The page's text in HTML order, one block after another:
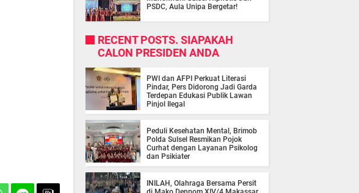
PSDC, Aula Unipa Bergetar!
RECENT POSTS. SIAPAKAH
CALON PRESIDEN ANDA
PWI dan AFPI Perkuat Literasi
Pindar, Pers Didorong Jadi Garda
Terdepan Edukasi Publik Lawan
Pinjol Ilegal
Peduli Kesehatan Mental, Brimob
Polda Sulsel Resmikan Pojok
Curhat dengan Layanan Psikolog
dan Psikiater
INILAH, Olahraga Bersama Persit